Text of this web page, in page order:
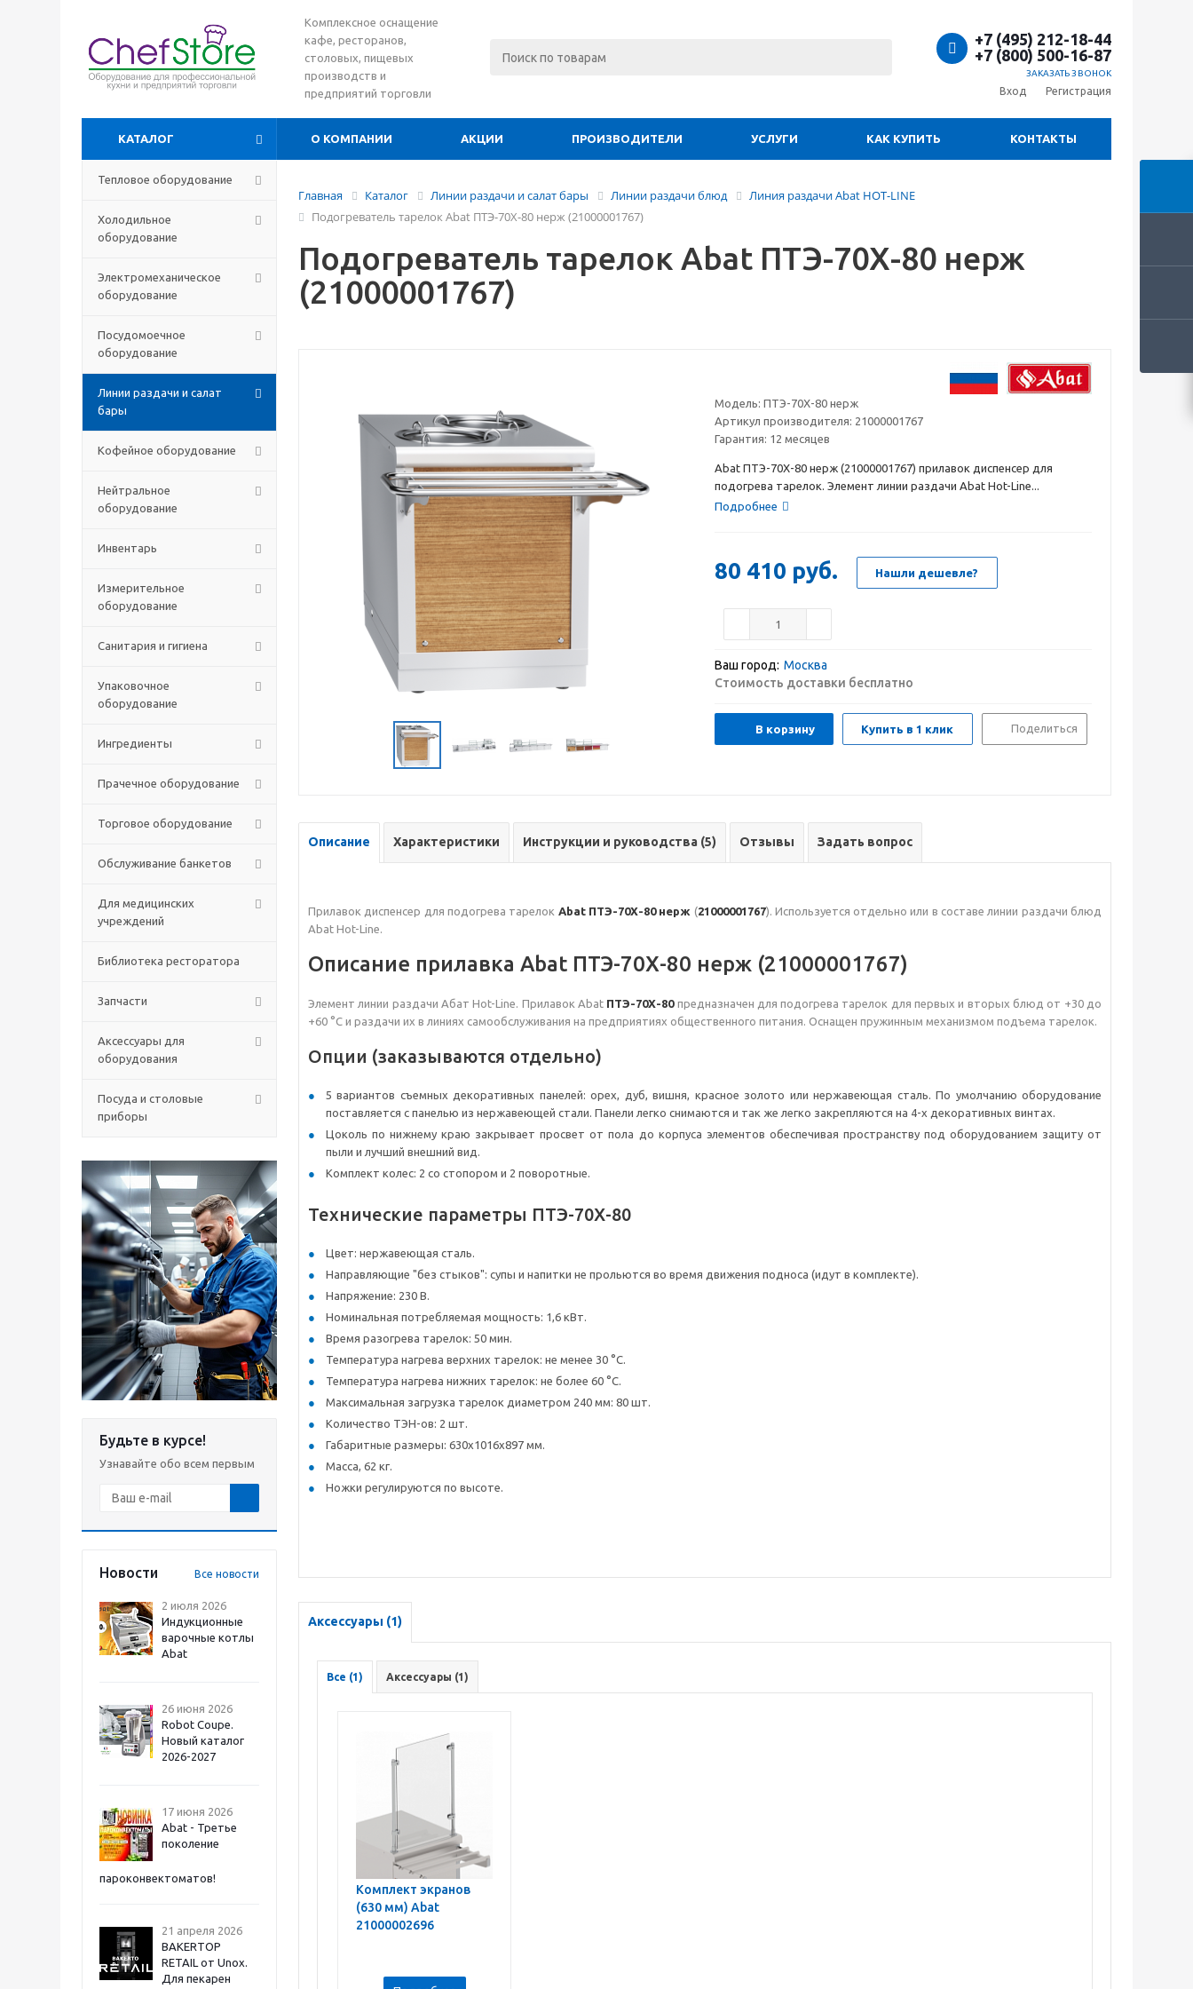
Комплексное оснащение
кафе, ресторанов,
столовых, пищевых
производств и
предприятий торговли
+7 (495) 212-18-44
+7 (800) 500-16-87
ЗАКАЗАТЬ ЗВОНОК
Вход Регистрация
КАТАЛОГ О КОМПАНИИ АКЦИИ ПРОИЗВОДИТЕЛИ УСЛУГИ КАК КУПИТЬ КОНТАКТЫ
Тепловое оборудование
Холодильное
оборудование
Электромеханическое
оборудование
Посудомоечное
оборудование
Линии раздачи и салат
бары
Кофейное оборудование
Нейтральное
оборудование
Инвентарь
Измерительное
оборудование
Санитария и гигиена
Упаковочное
оборудование
Ингредиенты
Прачечное оборудование
Торговое оборудование
Обслуживание банкетов
Для медицинских
учреждений
Библиотека ресторатора
Запчасти
Аксессуары для
оборудования
Посуда и столовые
приборы
Будьте в курсе!
Узнавайте обо всем первым
Новости Все новости
2 июля 2026
Индукционные
варочные котлы
Abat
26 июня 2026
Robot Coupe.
Новый каталог
2026-2027
17 июня 2026
Abat - Третье
поколение
пароконвектоматов!
21 апреля 2026
BAKERTOP
RETAIL от Unox.
Для пекарен
Главная Каталог Линии раздачи и салат бары Линии раздачи блюд
Линия раздачи Abat HOT-LINE
Подогреватель тарелок Abat ПТЭ-70Х-80 нерж (21000001767)
Подогреватель тарелок Abat ПТЭ-70Х-80 нерж
(21000001767)
Модель: ПТЭ-70Х-80 нерж
Артикул производителя: 21000001767
Гарантия: 12 месяцев
Abat ПТЭ-70Х-80 нерж (21000001767) прилавок диспенсер для
подогрева тарелок. Элемент линии раздачи Abat Hot-Line...
Подробнее
80 410 руб. Нашли дешевле?
Ваш город: Москва
Стоимость доставки бесплатно
В корзину Купить в 1 клик Поделиться
Описание Характеристики Инструкции и руководства (5) Отзывы Задать вопрос
Прилавок диспенсер для подогрева тарелок Abat ПТЭ-70Х-80 нерж (21000001767). Используется отдельно или в составе линии раздачи блюд
Abat Hot-Line.
Описание прилавка Abat ПТЭ-70Х-80 нерж (21000001767)
Элемент линии раздачи Абат Hot-Line. Прилавок Abat ПТЭ-70Х-80предназначен для подогрева тарелок для первых и вторых блюд от +30 до
+60 °C и раздачи их в линиях самообслуживания на предприятиях общественного питания. Оснащен пружинным механизмом подъема тарелок.
Опции (заказываются отдельно)
5 вариантов съемных декоративных панелей: орех, дуб, вишня, красное золото или нержавеющая сталь. По умолчанию оборудование
поставляется с панелью из нержавеющей стали. Панели легко снимаются и так же легко закрепляются на 4-х декоративных винтах.
Цоколь по нижнему краю закрывает просвет от пола до корпуса элементов обеспечивая пространству под оборудованием защиту от
пыли и лучший внешний вид.
Комплект колес: 2 со стопором и 2 поворотные.
Технические параметры ПТЭ-70Х-80
Цвет: нержавеющая сталь.
Направляющие "без стыков": супы и напитки не прольются во время движения подноса (идут в комплекте).
Напряжение: 230 В.
Номинальная потребляемая мощность: 1,6 кВт.
Время разогрева тарелок: 50 мин.
Температура нагрева верхних тарелок: не менее 30 °C.
Температура нагрева нижних тарелок: не более 60 °C.
Максимальная загрузка тарелок диаметром 240 мм: 80 шт.
Количество ТЭН-ов: 2 шт.
Габаритные размеры: 630x1016x897 мм.
Масса, 62 кг.
Ножки регулируются по высоте.
Аксессуары (1)
Все (1) Аксессуары (1)
Комплект экранов
(630 мм) Abat
21000002696